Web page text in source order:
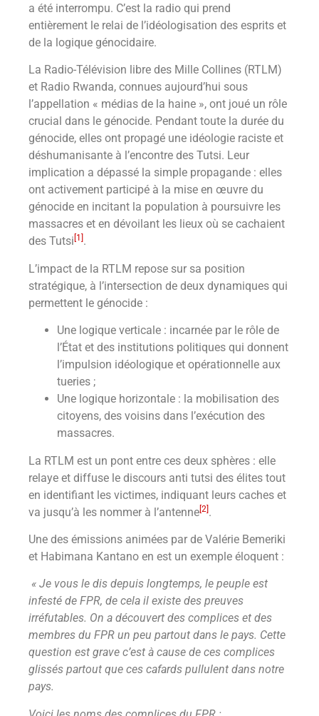
a été interrompu. C’est la radio qui prend
entièrement le relai de l’idéologisation des esprits et
de la logique génocidaire.
La Radio-Télévision libre des Mille Collines (RTLM)
et Radio Rwanda, connues aujourd’hui sous
l’appellation « médias de la haine », ont joué un rôle
crucial dans le génocide. Pendant toute la durée du
génocide, elles ont propagé une idéologie raciste et
déshumanisante à l’encontre des Tutsi. Leur
implication a dépassé la simple propagande : elles
ont activement participé à la mise en œuvre du
génocide en incitant la population à poursuivre les
massacres et en dévoilant les lieux où se cachaient
des Tutsi [1] .
L’impact de la RTLM repose sur sa position
stratégique, à l’intersection de deux dynamiques qui
permettent le génocide :
Une logique verticale : incarnée par le rôle de
l’État et des institutions politiques qui donnent
l’impulsion idéologique et opérationnelle aux
tueries ;
Une logique horizontale : la mobilisation des
citoyens, des voisins dans l’exécution des
massacres.
La RTLM est un pont entre ces deux sphères : elle
relaye et diffuse le discours anti tutsi des élites tout
en identifiant les victimes, indiquant leurs caches et
va jusqu’à les nommer à l’antenne[2].
Une des émissions animées par de Valérie Bemeriki
et Habimana Kantano en est un exemple éloquent :
« Je vous le dis depuis longtemps, le peuple est
infesté de FPR, de cela il existe des preuves
irréfutables. On a découvert des complices et des
membres du FPR un peu partout dans le pays. Cette
question est grave c’est à cause de ces complices
glissés partout que ces cafards pullulent dans notre
pays.